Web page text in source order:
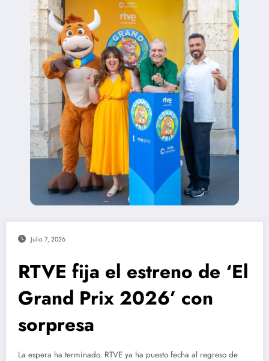
Julio 7, 2026
RTVE fija el estreno de ‘El
Grand Prix 2026’ con
sorpresa
La espera ha terminado. RTVE ya ha puesto fecha al regreso de